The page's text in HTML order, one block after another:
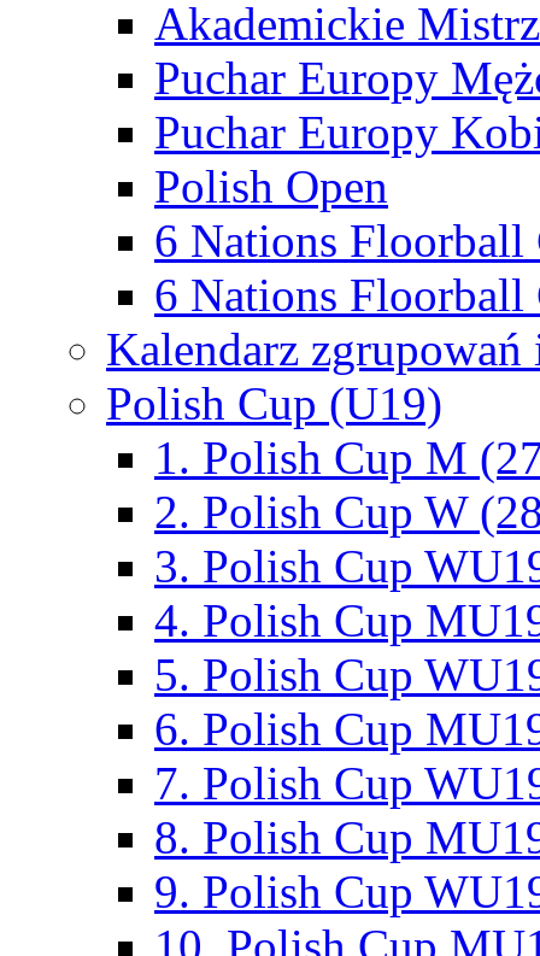
Akademickie
Puchar Europy
Puchar Europy
Polish Open
6 Nations Floorball
6 Nations Floorball
Kalendarz
Polish Cup (U19)
1. Polish Cup M
2. Polish Cup W
3. Polish Cup
4. Polish Cup
5. Polish Cup
6. Polish Cup
7. Polish Cup
8. Polish Cup
9. Polish Cup
10. Polish Cup